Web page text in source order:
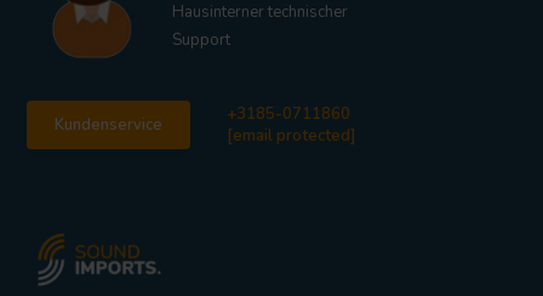
Hausinterner technischer
Support
Kundenservice
+3185-0711860
[email protected]